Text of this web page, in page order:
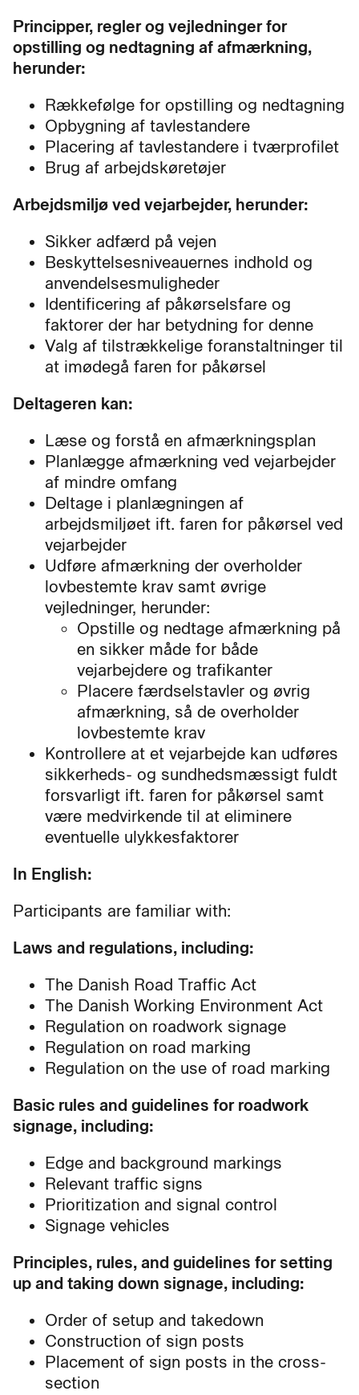
Principper, regler og vejledninger for
opstilling og nedtagning af afmærkning,
herunder:
Rækkefølge for opstilling og nedtagning
Opbygning af tavlestandere
Placering af tavlestandere i tværprofilet
Brug af arbejdskøretøjer
Arbejdsmiljø ved vejarbejder, herunder:
Sikker adfærd på vejen
Beskyttelsesniveauernes indhold og
anvendelsesmuligheder
Identificering af påkørselsfare og
faktorer der har betydning for denne
Valg af tilstrækkelige foranstaltninger til
at imødegå faren for påkørsel
Deltageren kan:
Læse og forstå en afmærkningsplan
Planlægge afmærkning ved vejarbejder
af mindre omfang
Deltage i planlægningen af
arbejdsmiljøet ift. faren for påkørsel ved
vejarbejder
Udføre afmærkning der overholder
lovbestemte krav samt øvrige
vejledninger, herunder:
Opstille og nedtage afmærkning på
en sikker måde for både
vejarbejdere og trafikanter
Placere færdselstavler og øvrig
afmærkning, så de overholder
lovbestemte krav
Kontrollere at et vejarbejde kan udføres
sikkerheds- og sundhedsmæssigt fuldt
forsvarligt ift. faren for påkørsel samt
være medvirkende til at eliminere
eventuelle ulykkesfaktorer
In English:
Participants are familiar with:
Laws and regulations, including:
The Danish Road Traffic Act
The Danish Working Environment Act
Regulation on roadwork signage
Regulation on road marking
Regulation on the use of road marking
Basic rules and guidelines for roadwork
signage, including:
Edge and background markings
Relevant traffic signs
Prioritization and signal control
Signage vehicles
Principles, rules, and guidelines for setting
up and taking down signage, including:
Order of setup and takedown
Construction of sign posts
Placement of sign posts in the cross-
section